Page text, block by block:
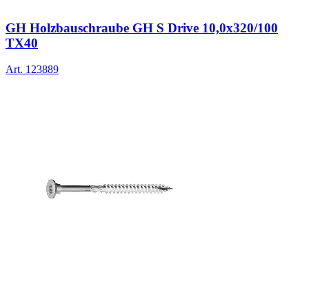
GH Holzbauschraube GH S Drive 10,0x320/100
TX40
Art. 123889